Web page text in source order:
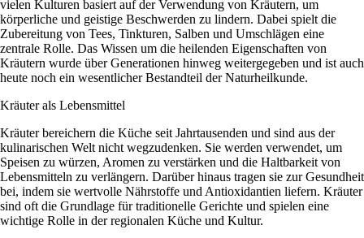
vielen Kulturen basiert auf der Verwendung von Kräutern, um
körperliche und geistige Beschwerden zu lindern. Dabei spielt die
Zubereitung von Tees, Tinkturen, Salben und Umschlägen eine
zentrale Rolle. Das Wissen um die heilenden Eigenschaften von
Kräutern wurde über Generationen hinweg weitergegeben und ist auch
heute noch ein wesentlicher Bestandteil der Naturheilkunde.
Kräuter als Lebensmittel
Kräuter bereichern die Küche seit Jahrtausenden und sind aus der
kulinarischen Welt nicht wegzudenken. Sie werden verwendet, um
Speisen zu würzen, Aromen zu verstärken und die Haltbarkeit von
Lebensmitteln zu verlängern. Darüber hinaus tragen sie zur Gesundheit
bei, indem sie wertvolle Nährstoffe und Antioxidantien liefern. Kräuter
sind oft die Grundlage für traditionelle Gerichte und spielen eine
wichtige Rolle in der regionalen Küche und Kultur.